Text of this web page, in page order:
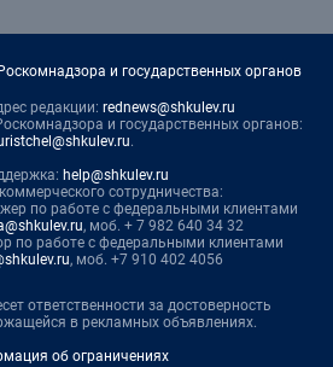
и государственных органов
редакции: rednews@shkulev.ru
и государственных органов:
.
help@shkulev.ru
сотрудничества:
по работе с федеральными клиентами
, моб. + 7 982 640 34 32
по работе с федеральными клиентами
, моб. +7 910 402 4056
ответственности за достоверность
в рекламных объявлениях.
об ограничениях